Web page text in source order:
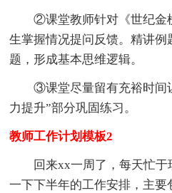
②课堂教师针对《世纪金
生掌握情况提问反馈。精讲
题，形成基本思维逻辑。
③课堂尽量留有充裕时间
力提升”部分巩固练习。
教师工作计划模板2
回来xx一周了，每天忙
一下下半年的工作安排，主要